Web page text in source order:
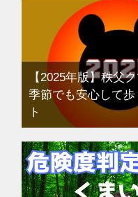
【2025年版】秩父
季節でも安心して
ト